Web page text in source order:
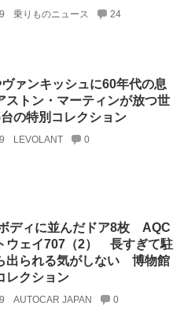
乗りものニュース 24
ァンキッシュに60年代の息
ストン・マーティンが放つ世
の特別コレクション
LEVOLANT 0
ディに並んだドア8枚 AQC
ウェイ707（2） 長すぎて駐
出られる気がしない 博物館
レクション
AUTOCAR JAPAN 0